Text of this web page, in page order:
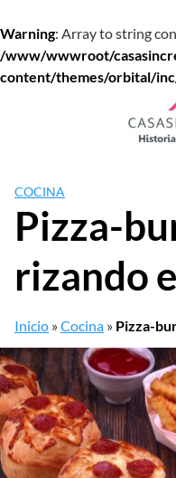
Warning: Array to string
/www/wwwroot/
content/themes/orbital/
COCINA
Pizza-
rizando
Inicio »Cocina » Pizza-